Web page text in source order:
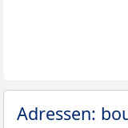
Adressen: